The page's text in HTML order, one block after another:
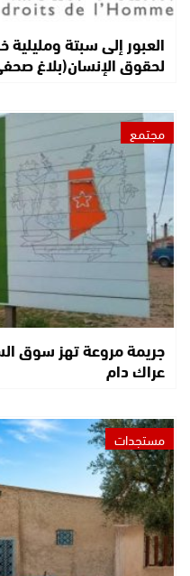
العبور إلى سبتة
لحقوق الإنسان(بلاغ
مجتمع
جريمة مروعة تهز سوق
عراك دام
مستجدات